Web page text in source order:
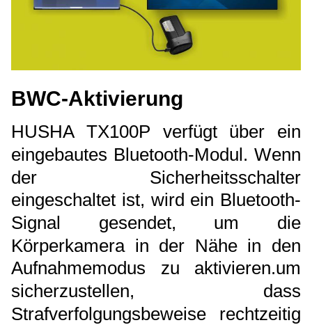
BWC-Aktivierung
HUSHA TX100P verfügt über ein
eingebautes Bluetooth-Modul. Wenn
der Sicherheitsschalter
eingeschaltet ist, wird ein Bluetooth-
Signal gesendet, um die
Körperkamera in der Nähe in den
Aufnahmemodus zu aktivieren.um
sicherzustellen, dass
Strafverfolgungsbeweise rechtzeitig